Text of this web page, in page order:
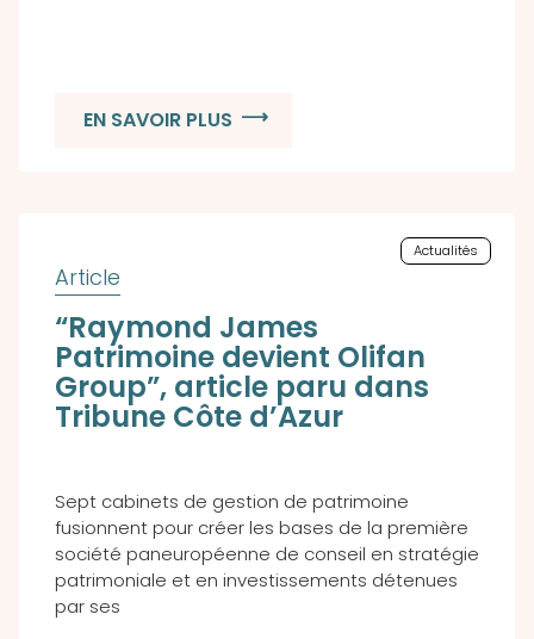
EN SAVOIR PLUS
Actualités
“Raymond James
Patrimoine devient Olifan
Group”, article paru dans
Tribune Côte d’Azur
Sept cabinets de gestion de patrimoine
fusionnent pour créer les bases de la première
société paneuropéenne de conseil en stratégie
patrimoniale et en investissements détenues
par ses